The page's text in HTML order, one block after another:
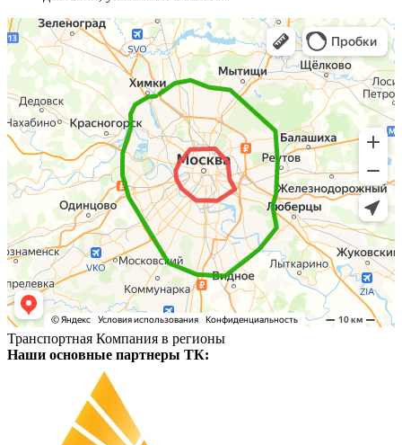
Транспортная Компания в регионы
Наши основные партнеры ТК: